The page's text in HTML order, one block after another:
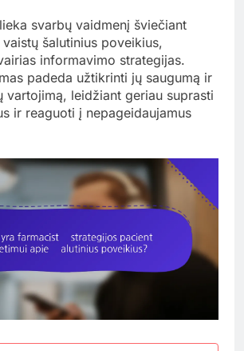
svarbų vaidmenį šviečiant
šalutinius poveikius,
informavimo strategijas.
padeda užtikrinti jų saugumą ir
vartojimą, leidžiant geriau suprasti
ir reaguoti į nepageidaujamus